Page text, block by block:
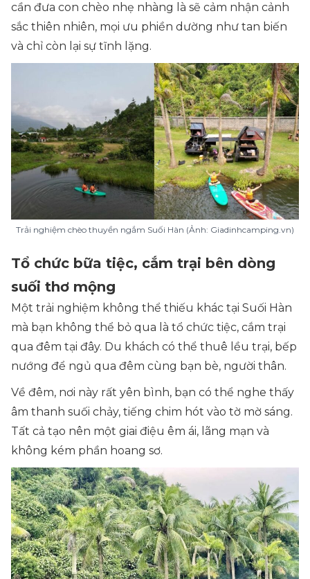
cần đưa con chèo nhẹ nhàng là sẽ cảm nhận cảnh
sắc thiên nhiên, mọi ưu phiền dường như tan biến
và chỉ còn lại sự tĩnh lặng.
Trải nghiệm chèo thuyền ngắm Suối Hàn (Ảnh: Giadinhcamping.vn)
Tổ chức bữa tiệc, cắm trại bên dòng
suối thơ mộng
Một trải nghiệm không thể thiếu khác tại Suối Hàn
mà bạn không thể bỏ qua là tổ chức tiệc, cắm trại
qua đêm tại đây. Du khách có thể thuê lều trại, bếp
nướng để ngủ qua đêm cùng bạn bè, người thân.
Về đêm, nơi này rất yên bình, bạn có thể nghe thấy
âm thanh suối chảy, tiếng chim hót vào tờ mờ sáng.
Tất cả tạo nên một giai điệu êm ái, lãng mạn và
không kém phần hoang sơ.